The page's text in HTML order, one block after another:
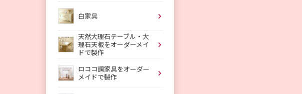
白家具
天然大理石テーブル・大
理石天板をオーダーメイ
ドで製作
ロココ調家具をオーダー
メイドで製作